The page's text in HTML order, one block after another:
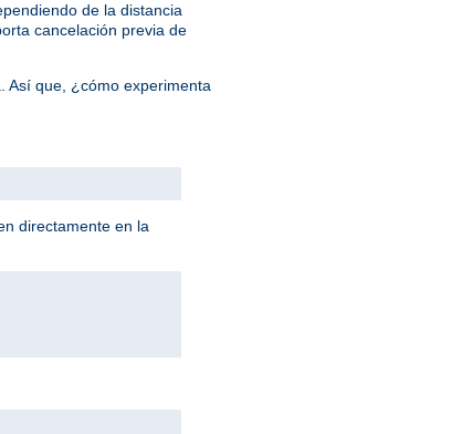
de la distancia
cancelación previa de
Así que, ¿cómo experimenta
directamente en la